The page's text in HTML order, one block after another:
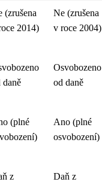
(zrušena
2014)
Ne (zrušena
v roce 2004)
daně
Osvobozeno
od daně
(plné
Ano (plné
osvobození)
z
Daň z